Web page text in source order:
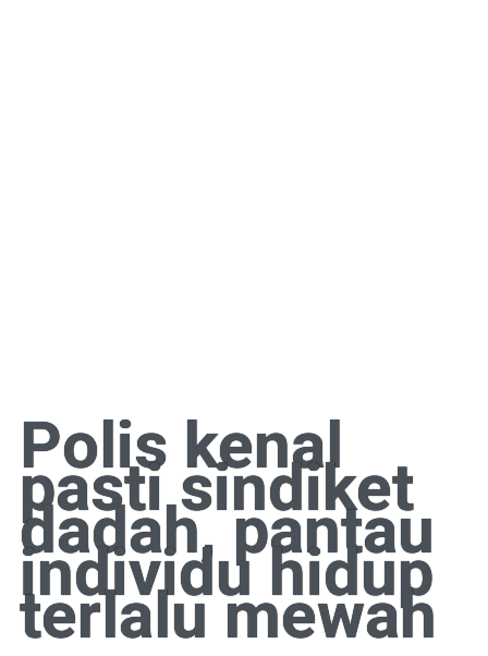
Polis kenal
pasti sindiket
dadah, pantau
individu hidup
terlalu mewah